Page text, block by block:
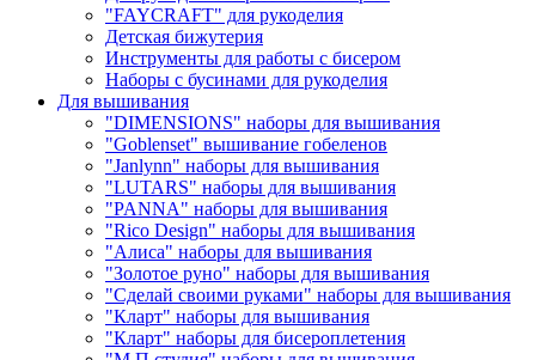
"FAYCRAFT" для рукоделия
Детская бижутерия
Инструменты для работы с бисером
Наборы с бусинами для рукоделия
Для вышивания
"DIMENSIONS" наборы для вышивания
"Goblenset" вышивание гобеленов
"Janlynn" наборы для вышивания
"LUTARS" наборы для вышивания
"PANNA" наборы для вышивания
"Rico Design" наборы для вышивания
"Алиса" наборы для вышивания
"Золотое руно" наборы для вышивания
"Сделай своими руками" наборы для вышивания
"Кларт" наборы для вышивания
"Кларт" наборы для бисероплетения